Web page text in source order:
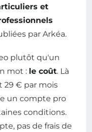
et
par Arkéa.
plutôt qu'un
mot : le coût. Là
29 € par mois
un compte pro
conditions.
pas de frais de